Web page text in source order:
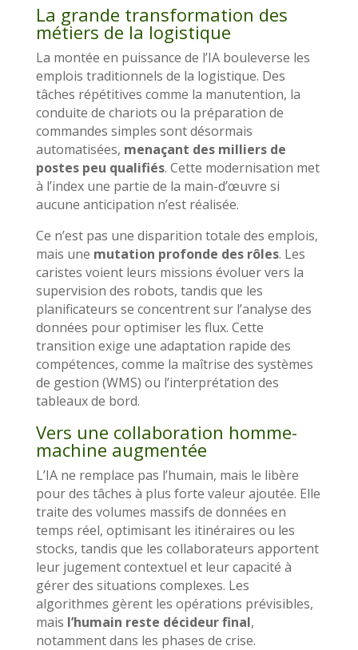
La grande transformation des
métiers de la logistique
La montée en puissance de l’IA bouleverse les
emplois traditionnels de la logistique. Des
tâches répétitives comme la manutention, la
conduite de chariots ou la préparation de
commandes simples sont désormais
automatisées, menaçant des milliers de
postes peu qualifiés. Cette modernisation met
à l’index une partie de la main-d’œuvre si
aucune anticipation n’est réalisée.
Ce n’est pas une disparition totale des emplois,
mais une mutation profonde des rôles. Les
caristes voient leurs missions évoluer vers la
supervision des robots, tandis que les
planificateurs se concentrent sur l’analyse des
données pour optimiser les flux. Cette
transition exige une adaptation rapide des
compétences, comme la maîtrise des systèmes
de gestion (WMS) ou l’interprétation des
tableaux de bord.
Vers une collaboration homme-
machine augmentée
L’IA ne remplace pas l’humain, mais le libère
pour des tâches à plus forte valeur ajoutée. Elle
traite des volumes massifs de données en
temps réel, optimisant les itinéraires ou les
stocks, tandis que les collaborateurs apportent
leur jugement contextuel et leur capacité à
gérer des situations complexes. Les
algorithmes gèrent les opérations prévisibles,
mais l’humain reste décideur final,
notamment dans les phases de crise.